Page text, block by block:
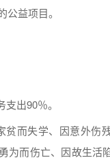
益项目。
出90％。
贫而失学、因意外伤
为而伤亡、因故生活